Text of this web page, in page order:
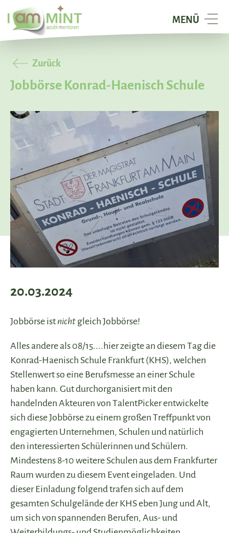
NAVIGATION
MENÜ
I
am
Mint
mentoren
Zurück
Jobbörse Konrad-Haenisch Schule
20.03.2024
Jobbörse ist nicht gleich Jobbörse!
Alles andere als 08/15....hier zeigte an diesem Tag die
Konrad-Haenisch Schule Frankfurt (KHS), welchen
Stellenwert so eine Berufsmesse an einer Schule
haben kann. Gut durchorganisiert mit den
handelnden Akteuren von TalentPicker entwickelte
sich diese Jobbörse zu einem großen Treffpunkt von
engagierten Unternehmen, Schulen und natürlich
den interessierten Schülerinnen und Schülern.
Mindestens 8-10 weitere Schulen aus dem Frankfurter
Raum wurden zu diesem Event eingeladen. Und
dieser Einladung folgend trafen sich auf dem
gesamten Schulgelände der KHS eben Jung und Alt,
um sich von spannenden Berufen, Aus- und